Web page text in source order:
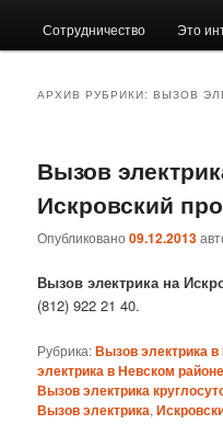
Сотрудничество Это
АРХИВ РУБРИКИ:ВЫЗОВ
Вызов
Искровский
Опубликовано09.12.2013
Вызов электрика на
(812) 922 21 40.
Рубрика:Вызов электрика
электрика в Невском районе
Вызов электрика
Вызов электрика,